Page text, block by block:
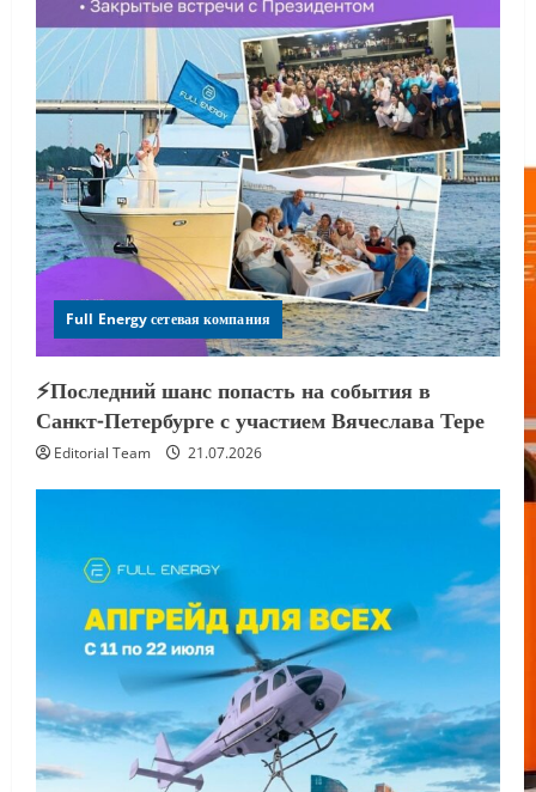
Full Energy сетевая компания
⚡️Последний шанс попасть на события в
Санкт-Петербурге с участием Вячеслава Тере
Editorial Team 21.07.2026